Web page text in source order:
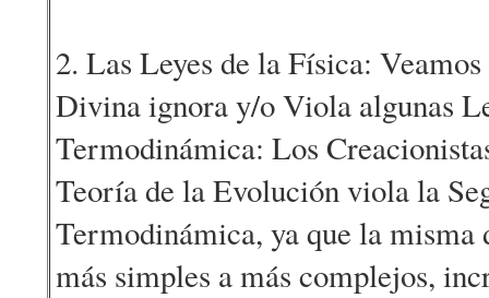
2. Las Leyes de la Física:
Divina ignora y/o Viola algunas
Termodinámica: Los
Teoría de la Evolución viola la
Termodinámica, ya que la misma
más simples a más complejos,